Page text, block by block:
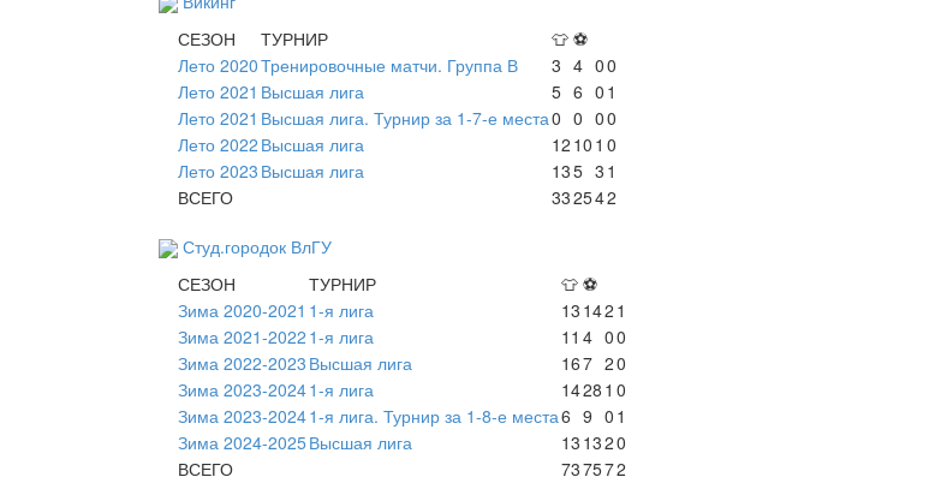
СЕЗОН
ТУРНИР 👕 ⚽
Лето 2020Тренировочные матчи. Группа В 3 4 00
Лето 2021 Высшая лига 5 6 0 1
Лето 2021 Высшая лига. Турнир за 1-7-е места0 0 00
Лето 2022 Высшая лига 12 10 1 0
Лето 2023 Высшая лига 135 3 1
ВСЕГО
332542
Студ.городок ВлГУ
СЕЗОН
ТУРНИР 👕 ⚽
Зима 2020-2021 1-я лига 13 142 1
Зима 2021-2022 1-я лига 11 4 00
Зима 2022-2023 Высшая лига 167 20
Зима 2023-20241-я лига 1428 1 0
Зима 2023-20241-я лига. Турнир за 1-8-е места6 9 0 1
Зима 2024-2025Высшая лига 13 1320
ВСЕГО
737572